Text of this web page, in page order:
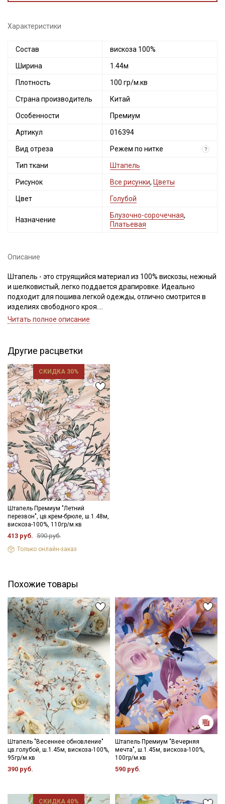
Характеристики
Состав вискоза 100%
Ширина 1.44м
Плотность 100 гр/м.кв
Страна производитель Китай
Особенности Премиум
Артикул 016394
Вид отреза Режем по нитке ?
Тип ткани Штапель
Рисунок Все рисунки, Цветы
Цвет Голубой
Назначение
Блузочно-сорочечная,
Платьевая
Описание
Штапель - это струящийся материал из 100% вискозы, нежный
и шелковистый, легко поддается драпировке. Идеально
подходит для пошива легкой одежды, отлично смотрится в
изделиях свободного кроя.
Светлые и однотонные расцветки просвечивают и имеют
прополосните ткань в воде до прозрачной воды при t
дальнейших стирок, но не выше 40С, подсушите в один слой и
слегка влажную ткань прогладьте теплым утюгом с
изнаночной стороны.
Край ткани склонен к осыпанию, рекомендуем увеличить
припуски на швы и использовать иглы и нитки для легких
видов ткани.
Уход:
- стирка до 30C режим "ручной стирки"
- запрещены отбеливатели
- сушить в подвешенном и расправленном состоянии
- гладить на низкой температуре (с изнанки).
Ширина ткани ±1см.
Цветопередача может отличаться от оригинального цвета
ткани в зависимости от настроек вашего монитора и в
зависимости от партии.
Читать полное описание
Другие расцветки
СКИДКА 30%
Штапель Премиум "Летний
перезвон", цв.крем-брюле, ш.1.48м,
вискоза-100%, 110гр/м.кв
413 руб. 590 руб.
Только онлайн-заказ
Похожие товары
Штапель "Весеннее обновление"
цв.голубой, ш.1.45м, вискоза-100%,
95гр/м.кв
390 руб.
Штапель Премиум "Вечерняя
мечта", ш.1.45м, вискоза-100%,
100гр/м.кв
590 руб.
СКИДКА 40%